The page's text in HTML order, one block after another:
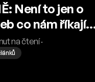
Není to jen o
co nám říkají
na čtení ·